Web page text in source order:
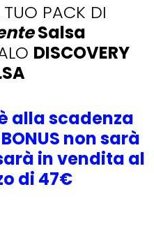
TUO PACK DI
Salsa
DISCOVERY
alla scadenza
non sarà
in vendita al
di 47€